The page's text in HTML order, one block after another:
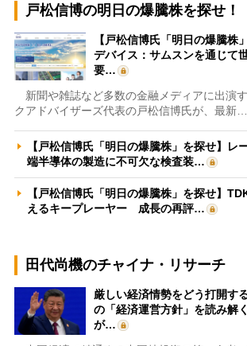
戸松信博の明日の爆騰株を探せ！
【戸松信博氏「明日の爆騰株
デバイス：サムスンを通じて
要…
新聞や雑誌など多数の金融メディアに出演
クアドバイザーズ代表の戸松信博氏が、最新…
【戸松信博氏「明日の爆騰株」を探せ】レ
端半導体の製造に不可欠な検査装…
【戸松信博氏「明日の爆騰株」を探せ】
えるキープレーヤー 成長の再評…
田代尚機のチャイナ・リサーチ
厳しい経済情勢をどう打開す
の「経済運営方針」を読み
が…